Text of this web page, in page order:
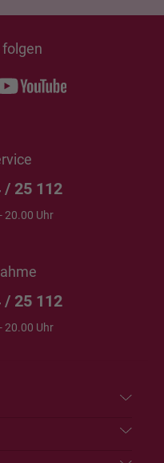
/ 25 112
20.00 Uhr
/ 25 112
20.00 Uhr